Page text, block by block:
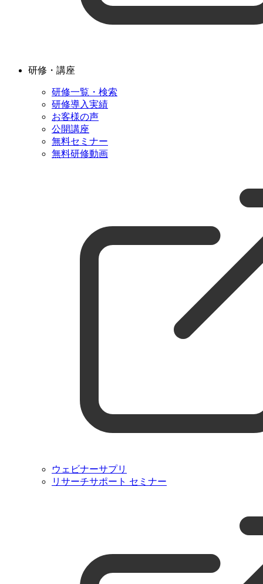
研修・講座
研修一覧・検索
研修導入実績
お客様の声
公開講座
無料セミナー
無料研修動画
ウェビナーサプリ
リサーチサポート セミナー